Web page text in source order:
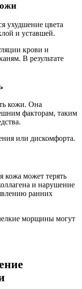
ухудшение цвета
и уставшей.
крови и
В результате
кожи. Она
факторам, таким
или дискомфорта.
кожа может терять
и нарушение
ранних
морщины могут